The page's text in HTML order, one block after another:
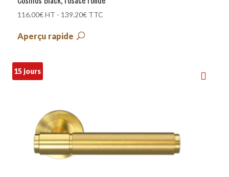
116.00€ HT - 139.20€TTC
Aperçu rapide
15 jours